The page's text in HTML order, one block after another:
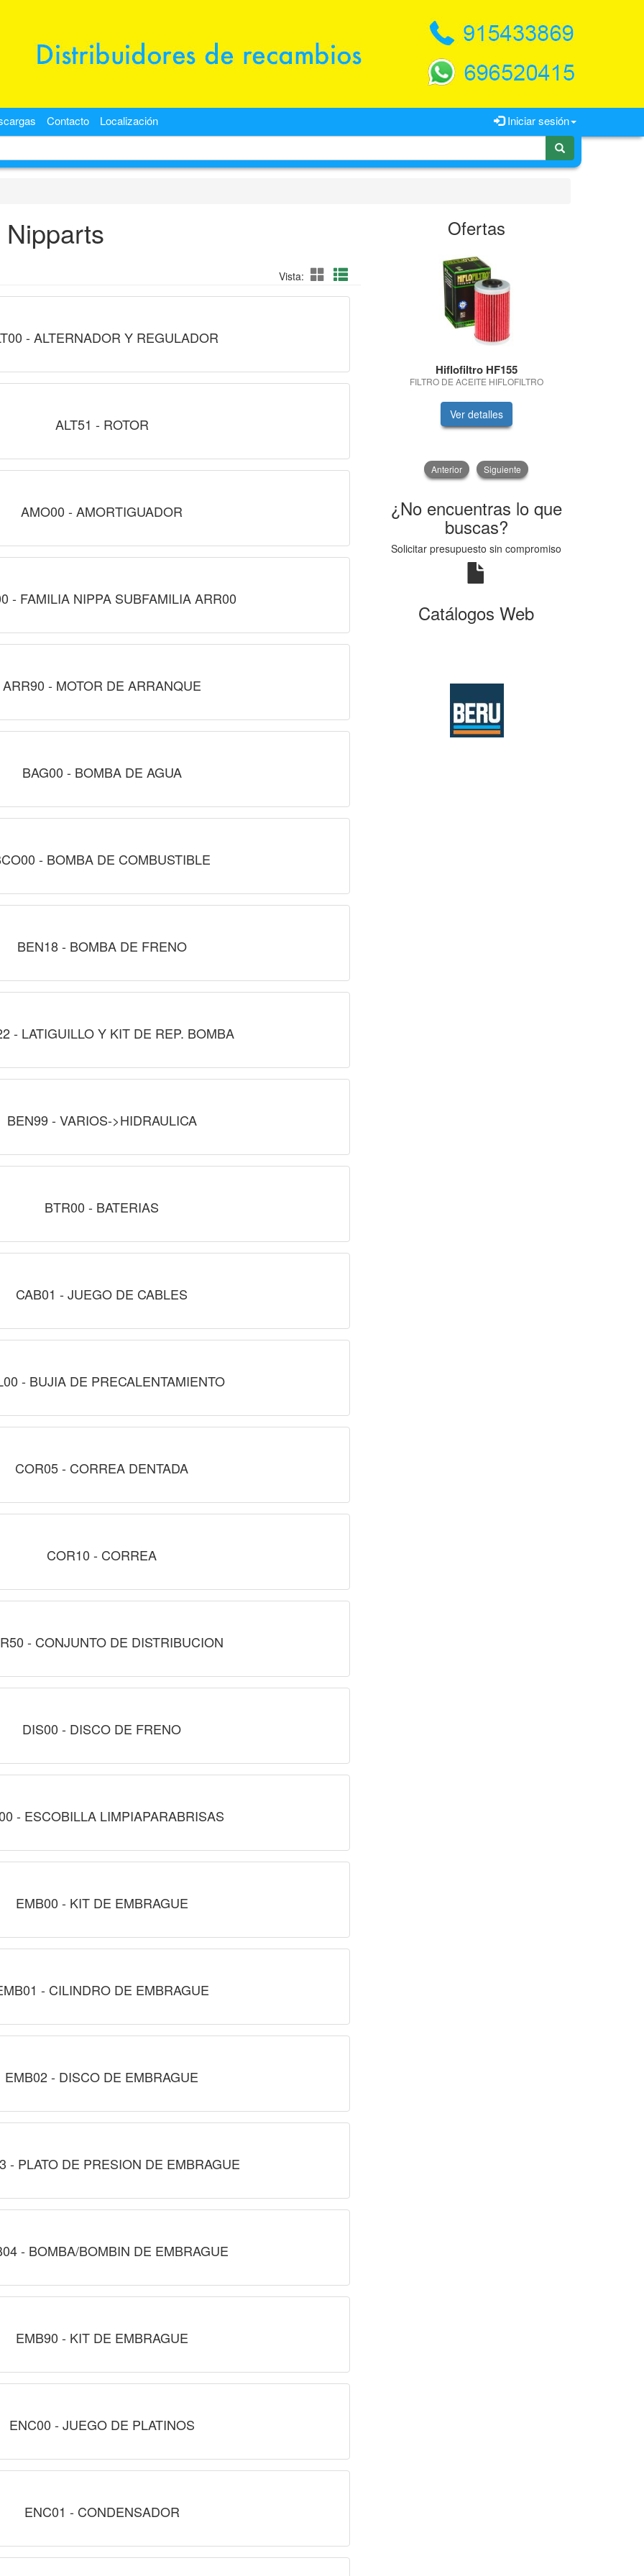
Iniciar sesión
Contacto Localización
Nipparts
Vista:
- ALTERNADOR Y REGULADOR
ALT51 - ROTOR
AMO00 - AMORTIGUADOR
- FAMILIA NIPPA SUBFAMILIA ARR00
ARR90 - MOTOR DE ARRANQUE
BAG00 - BOMBA DE AGUA
- BOMBA DE COMBUSTIBLE
BEN18 - BOMBA DE FRENO
- LATIGUILLO Y KIT DE REP. BOMBA
BEN99 - VARIOS->HIDRAULICA
BTR00 - BATERIAS
CAB01 - JUEGO DE CABLES
- BUJIA DE PRECALENTAMIENTO
COR05 - CORREA DENTADA
COR10 - CORREA
- CONJUNTO DE DISTRIBUCION
DIS00 - DISCO DE FRENO
- ESCOBILLA LIMPIAPARABRISAS
EMB00 - KIT DE EMBRAGUE
- CILINDRO DE EMBRAGUE
EMB02 - DISCO DE EMBRAGUE
- PLATO DE PRESION DE EMBRAGUE
- BOMBA/BOMBIN DE EMBRAGUE
EMB90 - KIT DE EMBRAGUE
ENC00 - JUEGO DE PLATINOS
ENC01 - CONDENSADOR
Ofertas
Hiflofiltro HF155
FILTRO DE ACEITE HIFLOFILTRO
Ver detalles
Anterior Siguiente
¿No encuentras lo que
buscas?
Solicitar presupuesto sin compromiso
Catálogos Web